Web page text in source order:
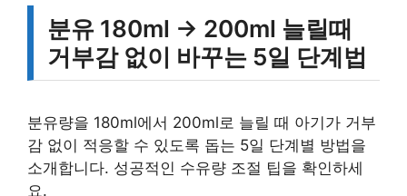
분유 180ml → 200ml 늘릴때
거부감 없이 바꾸는 5일 단계법
분유량을 180ml에서 200ml로 늘릴 때 아기가 거부
감 없이 적응할 수 있도록 돕는 5일 단계별 방법을
소개합니다. 성공적인 수유량 조절 팁을 확인하세
요.